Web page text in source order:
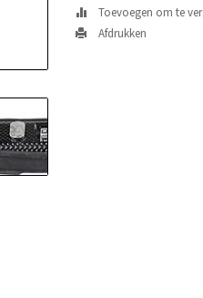
Toevoegen om te
Afdrukken